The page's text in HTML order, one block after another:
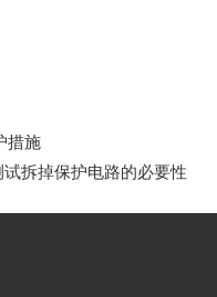
措施
拆掉保护电路的必要性